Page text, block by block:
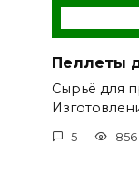
Пеллеты
Сырьё для
5 856